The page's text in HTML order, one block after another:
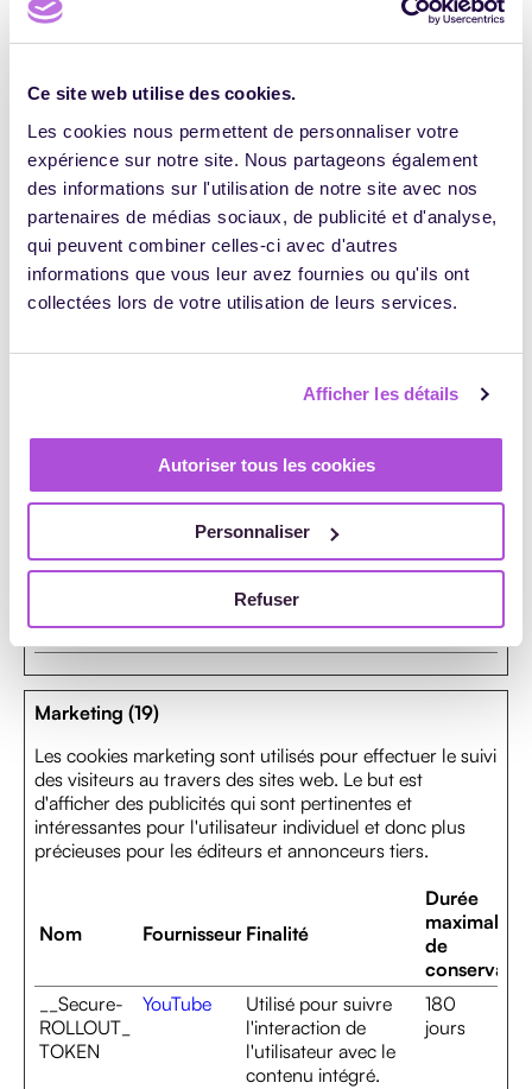
Ce site web utilise des cookies.
Les cookies nous permettent de personnaliser votre
expérience sur notre site. Nous partageons également
des informations sur l'utilisation de notre site avec nos
partenaires de médias sociaux, de publicité et d'analyse,
qui peuvent combiner celles-ci avec d'autres
informations que vous leur avez fournies ou qu'ils ont
collectées lors de votre utilisation de leurs services.
Afficher les détails
Autoriser tous les cookies
Personnaliser
Refuser
site et quelles pages
données statistiques
comportement des
internautes sur le
site web. Utilisé pour
les analyses internes
par l'opérateur du
site web.
vuid Vimeo
Recueille des
données sur les
sur le site web, telles
que les pages qui
années
wistia
www.digifo
rmag.com
Permet au site web
de suivre
l'interaction des
contenu vidéo - Le
cookie provient de
Wistia, qui fournit
des logiciels vidéo
aux sites web.
Persista
Marketing (19)
Les cookies marketing sont utilisés pour effectuer le suivi
des visiteurs au travers des sites web. Le but est
d'afficher des publicités qui sont pertinentes et
intéressantes pour l'utilisateur individuel et donc plus
précieuses pour les éditeurs et annonceurs tiers.
Nom Fournisseur Finalité
Durée
maximale
de
__Secure-
ROLLOUT_
TOKEN
YouTube
Utilisé pour suivre
l'interaction de
l'utilisateur avec le
contenu intégré.
180
jours